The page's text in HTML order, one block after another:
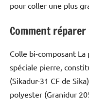
pour coller une plus
Comment
Colle bi-composant
spéciale pierre,
(Sikadur-31 CF de
polyester (Granidur